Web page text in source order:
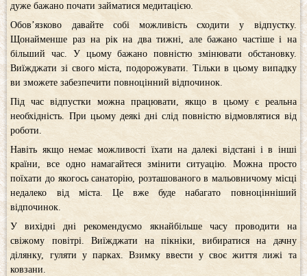
дуже бажано почати займатися медитацією.
Обов’язково давайте собі можливість сходити у відпустку.
Щонайменше раз на рік на два тижні, але бажано частіше і на
більший час. У цьому бажано повністю змінювати обстановку.
Виїжджати зі свого міста, подорожувати. Тільки в цьому випадку
ви зможете забезпечити повноцінний відпочинок.
Під час відпустки можна працювати, якщо в цьому є реальна
необхідність. При цьому деякі дні слід повністю відмовлятися від
роботи.
Навіть якщо немає можливості їхати на далекі відстані і в інші
країни, все одно намагайтеся змінити ситуацію. Можна просто
поїхати до якогось санаторію, розташованого в мальовничому місці
недалеко від міста. Це вже буде набагато повноцінніший
відпочинок.
У вихідні дні рекомендуємо якнайбільше часу проводити на
свіжому повітрі. Виїжджати на пікніки, вибиратися на дачну
ділянку, гуляти у парках. Взимку ввести у своє життя лижі та
ковзани.